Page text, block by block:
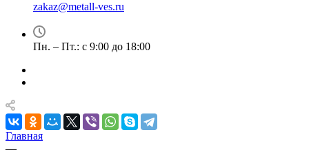
zakaz@metall-ves.ru
Пн. – Пт.: с 9:00 до 18:00
Главная
—